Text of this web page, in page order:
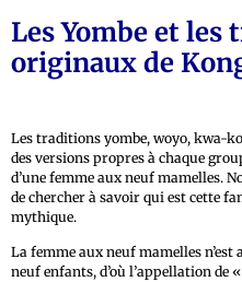
Les Yombe et les
originaux de
Les traditions yombe, woyo, kwa-
des versions propres à chaque
d’une femme aux neuf mamelles.
de chercher à savoir qui est cette
mythique.
La femme aux neuf mamelles
neuf enfants, d’où l’appellation de